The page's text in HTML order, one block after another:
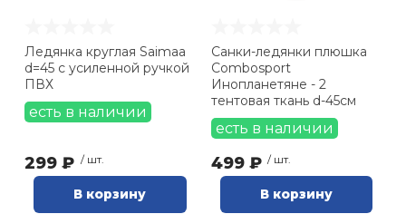
Ледянка круглая Saimaa
d=45 с усиленной ручкой
ПВХ
есть в наличии
299 ₽ / шт.
В корзину
Санки-ледянки плюшка
Combosport
Инопланетяне - 2
тентовая ткань d-45см
есть в наличии
499 ₽ / шт.
В корзину